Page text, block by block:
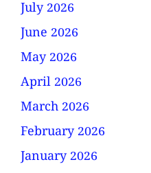
July 2026
June 2026
May 2026
April 2026
March 2026
February 2026
January 2026